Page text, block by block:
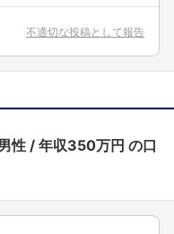
不適切な投稿として報告
性 年収350万円 の口